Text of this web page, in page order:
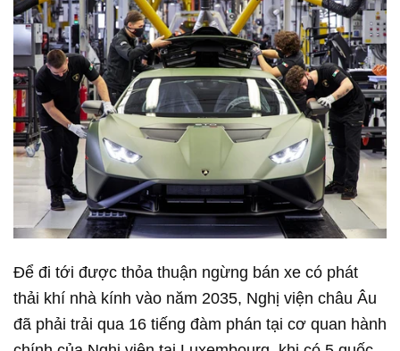
Để đi tới được thỏa thuận ngừng bán xe có phát
thải khí nhà kính vào năm 2035, Nghị viện châu Âu
đã phải trải qua 16 tiếng đàm phán tại cơ quan hành